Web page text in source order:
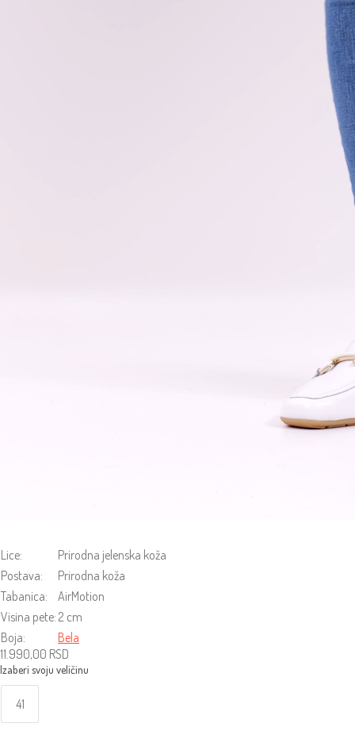
Lice:
Prirodna jelenska koža
Postava:
Prirodna koža
Tabanica:
AirMotion
Visina pete: 2 cm
Boja:
Bela
11.990,00 RSD
41